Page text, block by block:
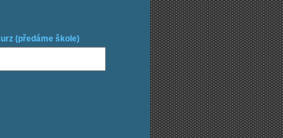
(předáme škole)